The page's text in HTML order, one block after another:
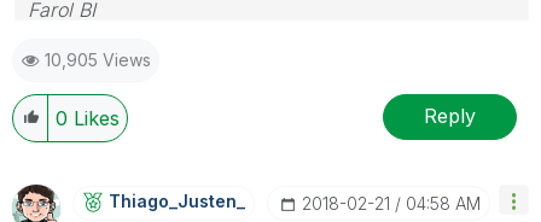
Farol BI
Skype: justen.thiago
10,905 Views
0 Likes Reply
Thiago_Justen_ ‎2018-02-21 04:58 AM